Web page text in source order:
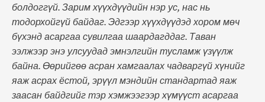
болдоггүй. Зарим хүүхдүүдийн нэр ус, нас нь
тодорхойгүй байдаг. Эдгээр хүүхдүүдэд хором мөч
бүхэнд асаргаа сувилгаа шаардагддаг. Таван
ээлжээр энэ улсуудад эмнэлгийн тусламж үзүүлж
байна. Өөрийгөө асран хамгаалах чадваргүй хүнийг
яаж асрах ёстой, эрүүл мэндийн стандартад яаж
заасан байдгийг тэр хэмжээгээр хүмүүст асаргаа